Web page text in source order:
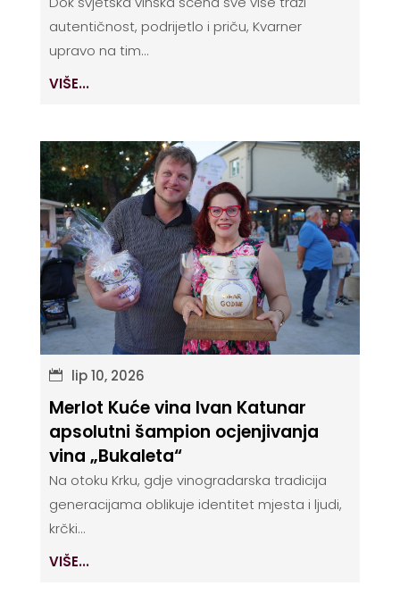
autentičnost, podrijetlo i priču, Kvarner
upravo na tim...
VIŠE...
lip 10, 2026
Merlot Kuće vina Ivan Katunar
apsolutni šampion ocjenjivanja
vina „Bukaleta“
Na otoku Krku, gdje vinogradarska tradicija
generacijama oblikuje identitet mjesta i ljudi,
krčki...
VIŠE...